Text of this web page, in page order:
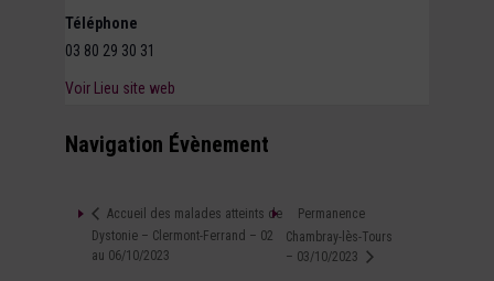
Téléphone
03 80 29 30 31
Voir Lieu site web
Navigation Évènement
Accueil des malades atteints de
Dystonie – Clermont-Ferrand – 02
au 06/10/2023
Permanence
Chambray-lès-Tours
– 03/10/2023